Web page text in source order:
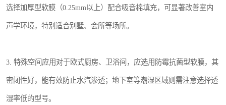
选择加厚型软膜（0.25mm以上）配合吸音棉填充，可显著改善室内
声学环境，特别适合别墅、会所等场所。
3. 特殊空间应用对于欧式厨房、卫浴间，应选用防霉抗菌型软膜，其
密闭性好，能有效防止水汽渗透；地下室等潮湿区域则需注意选择透
湿率低的型号。